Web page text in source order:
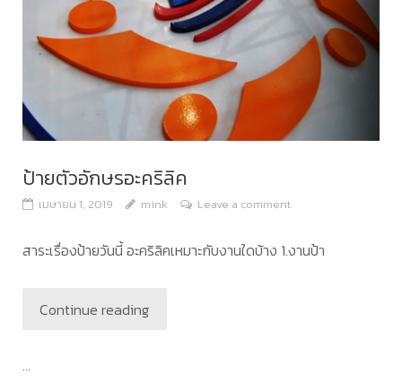
ป้ายตัวอักษรอะคริลิค
เมษายน 1, 2019 mink Leave a comment
สาระเรื่องป้ายวันนี้ อะคริลิคเหมาะกับงานใดบ้าง 1.งานป้า
Continue reading
...